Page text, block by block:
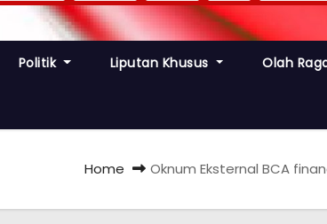
Politik Liputan Khusus Olah
Home Oknum Eksternal BCA